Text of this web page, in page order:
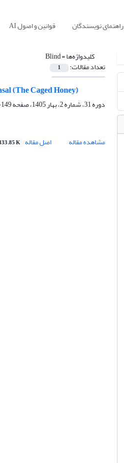
راهنمای نویسندگان قوانین و اصول AI
کلیدواژه‌ها =Blind
تعداد مقالات: 1
(The Caged Honey)
دوره 31، شماره 2، بهار 1405، صفحه
149-166
مشاهده مقاله
اصل مقاله K